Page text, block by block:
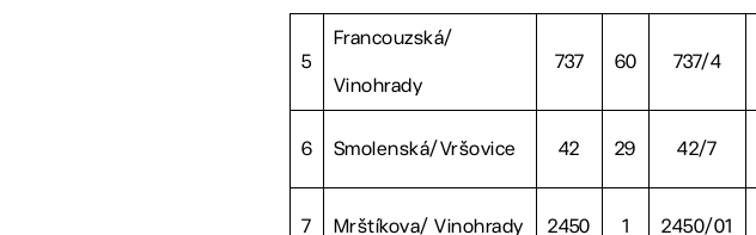
5
Francouzská/
Vinohrady
737 60 737/4
6 Smolenská/Vršovice 42 29 42/7
7 Mrštíkova/ Vinohrady 2450 1 2450/01